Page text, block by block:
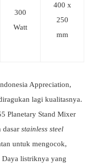
300
Watt
400 x
250
mm
Appreciation,
lagi kualitasnya.
Planetary Stand Mixer
dasar stainless steel
untuk mengocok,
Daya listriknya yang